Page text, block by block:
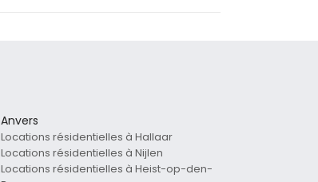
Anvers
Locations résidentielles à Hallaar
Locations résidentielles à Nijlen
Locations résidentielles à Heist-op-den-